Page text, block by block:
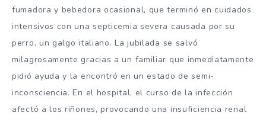
fumadora y bebedora ocasional, que terminó en cuidados
intensivos con una septicemia severa causada por su
perro, un galgo italiano. La jubilada se salvó
milagrosamente gracias a un familiar que inmediatamente
pidió ayuda y la encontró en un estado de semi-
inconsciencia. En el hospital, el curso de la infección
afectó a los riñones, provocando una insuficiencia renal